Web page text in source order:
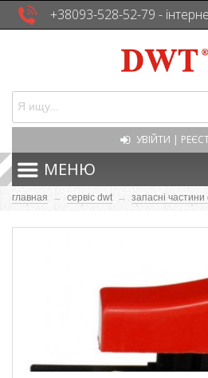
+38093-528-52-79 -
УВІЙТИ |
МЕНЮ
главная → сервіс dwt → запасні частини